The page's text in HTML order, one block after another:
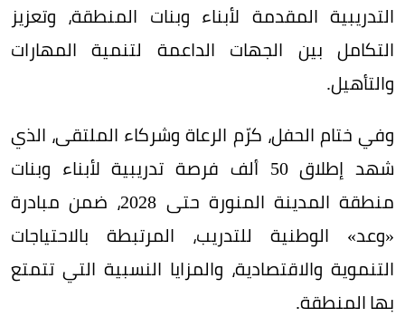
التدريبية المقدمة لأبناء وبنات المنطقة، وتعزيز
التكامل بين الجهات الداعمة لتنمية المهارات
والتأهيل.
وفي ختام الحفل، كرّم الرعاة وشركاء الملتقى، الذي
شهد إطلاق 50 ألف فرصة تدريبية لأبناء وبنات
منطقة المدينة المنورة حتى 2028، ضمن مبادرة
«وعد» الوطنية للتدريب، المرتبطة بالاحتياجات
التنموية والاقتصادية، والمزايا النسبية التي تتمتع
بها المنطقة.